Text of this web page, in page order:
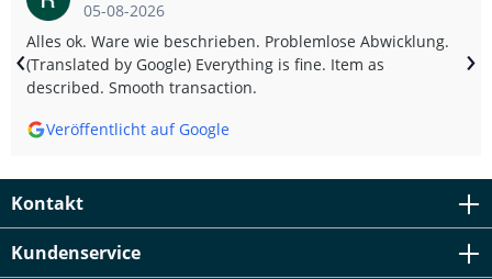
05-08-2026
Alles ok. Ware wie beschrieben. Problemlose Abwicklung.
(Translated by Google) Everything is fine. Item as
described. Smooth transaction.
Veröffentlicht auf Google
‹ ›
Kontakt
Kundenservice